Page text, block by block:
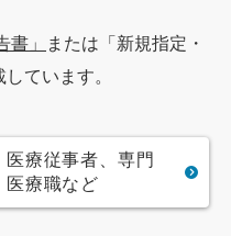
書」
または「新規指定・
ています。
医療従事者、専門
医療職など